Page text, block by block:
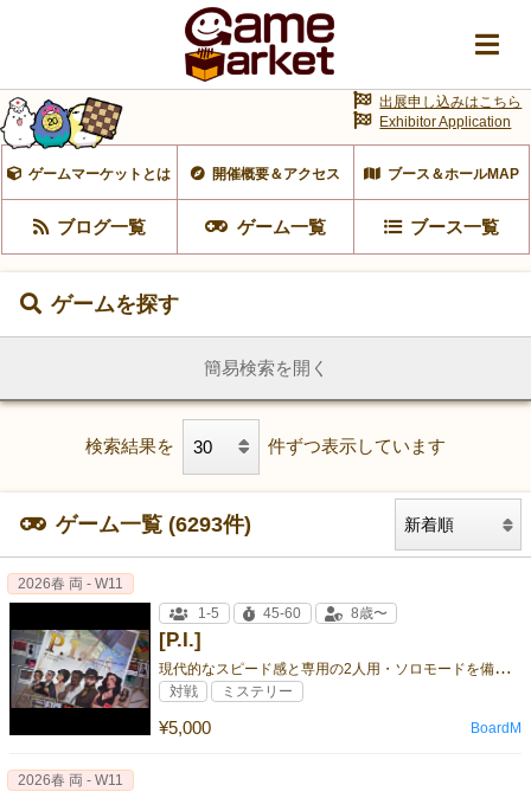
ゲームマーケットとは 開催概要＆アクセス ブース＆ホールMAP
ブログ一覧 ゲーム一覧 ブース一覧
出展申し込みはこちら
Exhibitor Application
ゲームを探す
簡易検索を開く
検索結果を 件ずつ表示しています
ゲーム一覧 (6293件)
[P.I.]
現
代的なスピード感と専用の2人用・ソロモードを備え、完璧なリメイクとして帰ってきた推理の名作
¥5,000
2026春 両 - W11
1-5
45-60 8歳〜
対戦 ミステリー
BoardM
2026春 両 - W11